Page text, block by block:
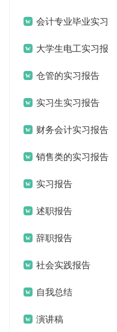
会计专业毕业实习
报告大学生电工实习报
告 仓管的实习报告
实习生实习报告
财务会计实习报告
销售类的实习报告
实习报告
述职报告
辞职报告
社会实践报告
自我总结
演讲稿